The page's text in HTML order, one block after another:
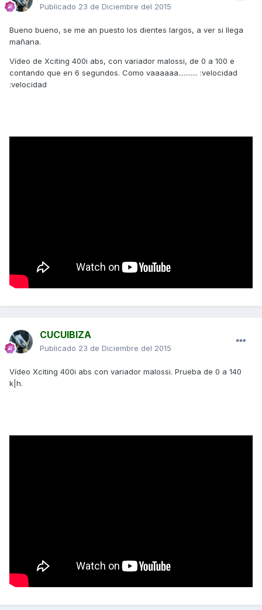
Publicado 23 de Diciembre del 2015
Bueno bueno, se me an puesto los dientes largos, a ver si llega
mañana.
Vídeo de Xciting 400i abs, con variador malossi, de 0 a 100 e
contando que en 6 segundos. Como vaaaaaa........... :velocidad
:velocidad
CUCUIBIZA
Publicado 23 de Diciembre del 2015
Vídeo Xciting 400i abs con variador malossi. Prueba de 0 a 140
k|h.